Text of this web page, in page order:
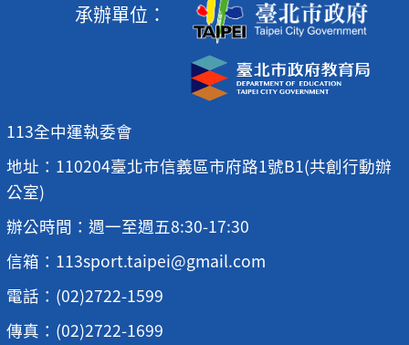
承辦單位：
113全中運執委會
地址：110204臺北市信義區市府路1號B1(共創行動辦
公室)
辦公時間：週一至週五8:30-17:30
信箱：113sport.taipei@gmail.com
電話：(02)2722-1599
傳真：(02)2722-1699